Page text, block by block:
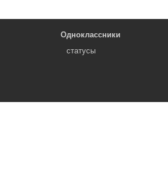
Одноклассники
статусы